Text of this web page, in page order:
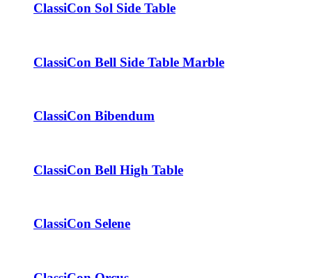
ClassiCon Sol Side Table
ClassiCon Bell Side Table Marble
ClassiCon Bibendum
ClassiCon Bell High Table
ClassiCon Selene